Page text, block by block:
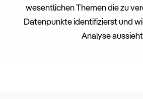
wesentlichen Themen die zu
Datenpunkte identifizierst und
Analyse